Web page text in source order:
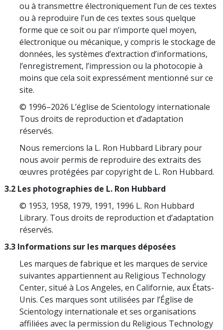
ou à transmettre électroniquement l’un de ces textes
ou à reproduire l’un de ces textes sous quelque
forme que ce soit ou par n’importe quel moyen,
électronique ou mécanique, y compris le stockage de
données, les systèmes d’extraction d’informations,
l’enregistrement, l’impression ou la photocopie à
moins que cela soit expressément mentionné sur ce
site.
© 1996–2026 L’église de Scientology internationale
Tous droits de reproduction et d’adaptation
réservés.
Nous remercions la L. Ron Hubbard Library pour
nous avoir permis de reproduire des extraits des
œuvres protégées par copyright de L. Ron Hubbard.
3.2 Les photographies de L. Ron Hubbard
© 1953, 1958, 1979, 1991, 1996 L. Ron Hubbard
Library. Tous droits de reproduction et d’adaptation
réservés.
3.3 Informations sur les marques déposées
Les marques de fabrique et les marques de service
suivantes appartiennent au Religious Technology
Center, situé à Los Angeles, en Californie, aux États-
Unis. Ces marques sont utilisées par l’Église de
Scientology internationale et ses organisations
affiliées avec la permission du Religious Technology